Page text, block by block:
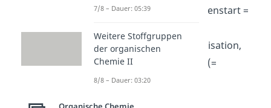
Polymerisation (= Kettenstart =
Propagation : Polymerisation,
also Kettenwachstum (=
Wachstumsreaktion)
7/8 – Dauer: 05:39
Weitere Stoffgruppen
der organischen
Chemie II
8/8 – Dauer: 03:20